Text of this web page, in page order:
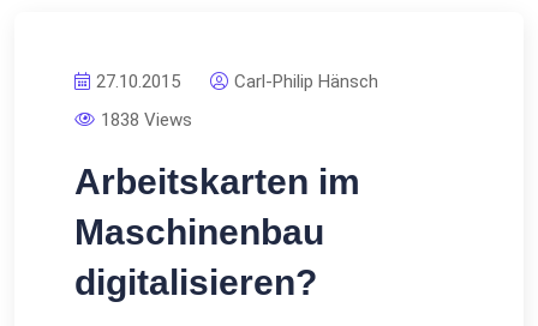
27.10.2015
Carl-Philip Hänsch
1838 Views
Arbeitskarten im
Maschinenbau
digitalisieren?